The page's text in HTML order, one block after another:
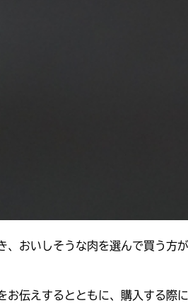
、おいしそうな肉を選んで買う方
お伝えするとともに、購入する際